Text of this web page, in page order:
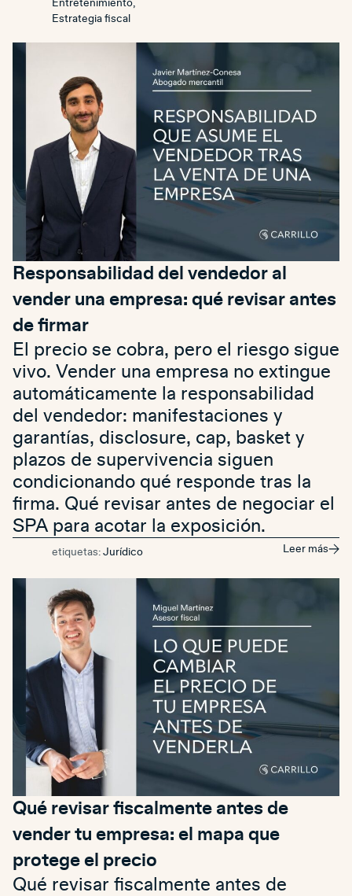
Entretenimiento,
Estrategia fiscal
Responsabilidad del vendedor al
vender una empresa: qué revisar antes
de firmar
El precio se cobra, pero el riesgo sigue
vivo. Vender una empresa no extingue
automáticamente la responsabilidad
del vendedor: manifestaciones y
garantías, disclosure, cap, basket y
plazos de supervivencia siguen
condicionando qué responde tras la
firma. Qué revisar antes de negociar el
SPA para acotar la exposición.
etiquetas: Jurídico Leer más
Qué revisar fiscalmente antes de
vender tu empresa: el mapa que
protege el precio
Qué revisar fiscalmente antes de